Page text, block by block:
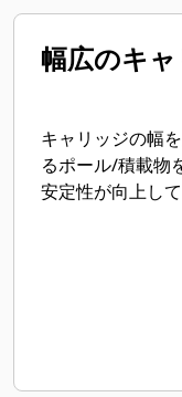
幅広のキ
キャリッジの幅
るポール/積載物
安定性が向上して